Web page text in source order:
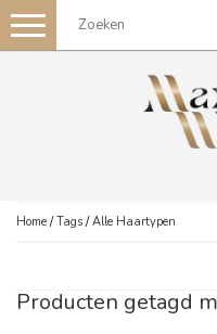
Toggle
navigation
Home /Tags /Alle Haartypen
Producten getagd